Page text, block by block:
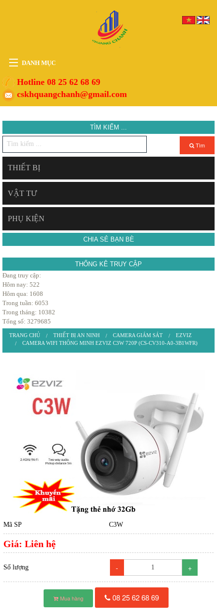
DANH MỤC
HOME
THIẾT BỊ
DỊCH VỤ
Hotline 08 25 62 68 69
cskhquangchanh@gmail.com
TÌM KIẾM ...
Tìm
THIẾT BỊ
VẬT TƯ
PHỤ KIỆN
CHIA SẺ BẠN BÈ
THỐNG KÊ TRUY CẬP
Đang truy cập:
Hôm nay: 522
Hôm qua: 1608
Trong tuần: 6053
Trong tháng: 10382
Tổng số: 3279685
TRANG CHỦ THIẾT BỊ AN NINH CAMERA GIÁM SÁT
EZVIZ
CAMERA WIFI THÔNG MINH EZVIZ C3W 720P (CS-CV310-A0-3B1WFR)
Mã SP C3W
Giá: Liên hệ
Số lượng - +
Mua hàng 08 25 62 68 69